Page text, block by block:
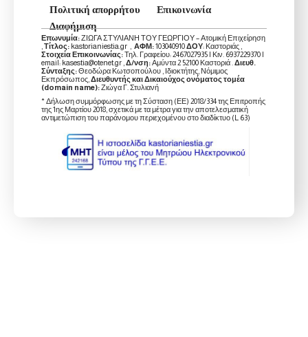
Πολιτική απορρήτου
Επικοινωνία
Διαφήμιση
Επωνυμία:ΖΙΩΓΑ ΣΤΥΛΙΑΝΗ ΤΟΥ ΓΕΩΡΓΙΟΥ – Ατομική Επιχείρηση
Τίτλος: kastorianiestia.gr , ΑΦΜ:103040910ΔΟΥ: Καστοριάς ,
Στοιχεία Επικοινωνίας:Τηλ. Γραφείου: 2467027935 | Κιν. 6937229370 |
email: kasestia@otenet.gr , Δ/νση:Αμύντα 2 52100 Καστοριά . Διευθ.
Σύνταξης:Θεοδώρα Κωτσοπούλου , Ιδιοκτήτης, Νόμιμος
Εκπρόσωπος, Διευθυντής και Δικαιούχος ονόματος τομέα
(domain name):Ζιώγα Γ. Στυλιανή
* Δήλωση συμμόρφωσης με τη Σύσταση (ΕΕ) 2018/334 της Επιτροπής
της 1ης Μαρτίου 2018, σχετικά με τα μέτρα για την αποτελεσματική
αντιμετώπιση του παράνομου περιεχομένου στο διαδίκτυο (L 63)